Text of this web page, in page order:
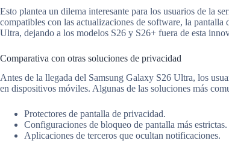
Esto plantea un dilema interesante para los usuarios de la
compatibles con las actualizaciones de software, la
Ultra, dejando a los modelos S26 y S26+ fuera de esta
Comparativa con otras soluciones de privacidad
Antes de la llegada del Samsung Galaxy S26 Ultra, los
en dispositivos móviles. Algunas de las soluciones más
Protectores de pantalla de privacidad.
Configuraciones de bloqueo de pantalla más estrictas.
Aplicaciones de terceros que ocultan notificaciones.